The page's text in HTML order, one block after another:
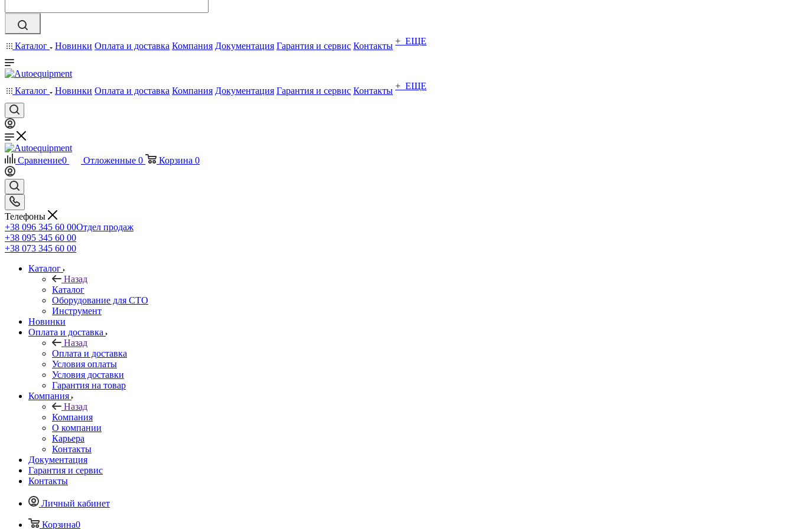
Каталог Новинки Оплата и доставка Компания Документация Гарантия и сервис Контакты + ЕЩЕ
Каталог Новинки Оплата и доставка Компания Документация Гарантия и сервис Контакты + ЕЩЕ
Сравнение0 Отложенные 0 Корзина 0
Телефоны
+38 096 345 60 00Отдел продаж
+38 095 345 60 00
+38 073 345 60 00
Каталог
Назад
Каталог
Оборудование для СТО
Инструмент
Новинки
Оплата и доставка
Назад
Оплата и доставка
Условия оплаты
Условия доставки
Гарантия на товар
Компания
Назад
Компания
О компании
Карьера
Контакты
Документация
Гарантия и сервис
Контакты
Личный кабинет
Корзина0